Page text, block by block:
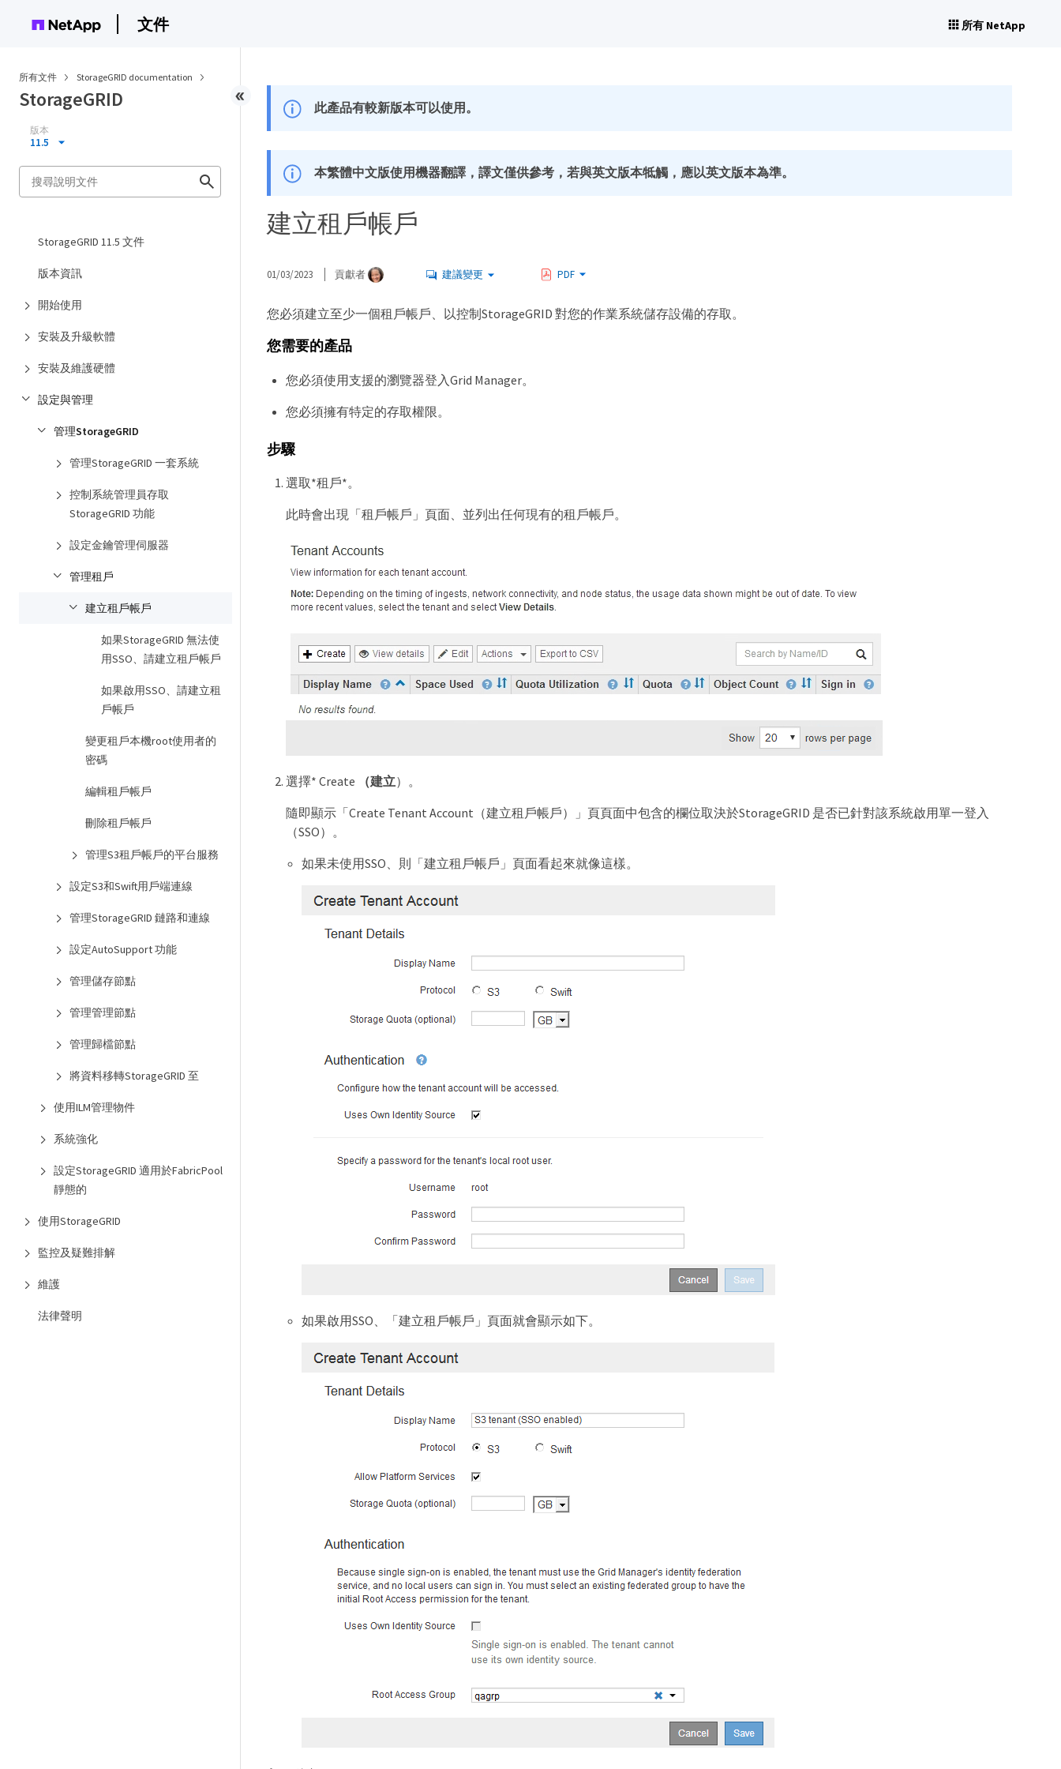
文件 所有 NetApp
所有文件 StorageGRID documentation
StorageGRID
版本
11.5
StorageGRID 11.5 文件
版本資訊
開始使用
安裝及升級軟體
安裝及維護硬體
設定與管理
管理StorageGRID
管理StorageGRID 一套系統
控制系統管理員存取
StorageGRID 功能
設定金鑰管理伺服器
管理租戶
建立租戶帳戶
如果StorageGRID 無法使
用SSO、請建立租戶帳戶
如果啟用SSO、請建立租
戶帳戶
變更租戶本機root使用者的
密碼
編輯租戶帳戶
刪除租戶帳戶
管理S3租戶帳戶的平台服務
設定S3和Swift用戶端連線
管理StorageGRID 鏈路和連線
設定AutoSupport 功能
管理儲存節點
管理管理節點
管理歸檔節點
將資料移轉StorageGRID 至
使用ILM管理物件
系統強化
設定StorageGRID 適用於FabricPool
靜態的
使用StorageGRID
監控及疑難排解
維護
法律聲明
此產品有較新版本可以使用。
本繁體中文版使用機器翻譯，譯文僅供參考，若與英文版本牴觸，應以英文版本為準。
建立租戶帳戶
01/03/2023 貢獻者 建議變更 PDF
您必須建立至少一個租戶帳戶、以控制StorageGRID 對您的作業系統儲存設備的存取。
您需要的產品
您必須使用支援的瀏覽器登入Grid Manager。
您必須擁有特定的存取權限。
步驟
選取*租戶*。
此時會出現「租戶帳戶」頁面、並列出任何現有的租戶帳戶。
選擇* Create （建立）。
隨即顯示「Create Tenant Account（建立租戶帳戶）」頁頁面中包含的欄位取決於StorageGRID 是否已針對該系統啟用單一登入
（SSO）。
如果未使用SSO、則「建立租戶帳戶」頁面看起來就像這樣。
如果啟用SSO、「建立租戶帳戶」頁面就會顯示如下。